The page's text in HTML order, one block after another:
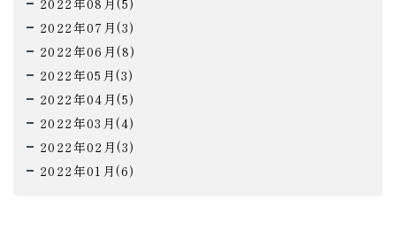
2022年08月(5)
2022年07月(3)
2022年06月(8)
2022年05月(3)
2022年04月(5)
2022年03月(4)
2022年02月(3)
2022年01月(6)